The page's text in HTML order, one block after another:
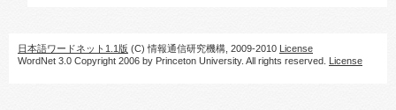
日本語ワードネット1.1版 (C) 情報通信研究機構, 2009-2010 License
WordNet 3.0 Copyright 2006 by Princeton University. All rights reserved. License